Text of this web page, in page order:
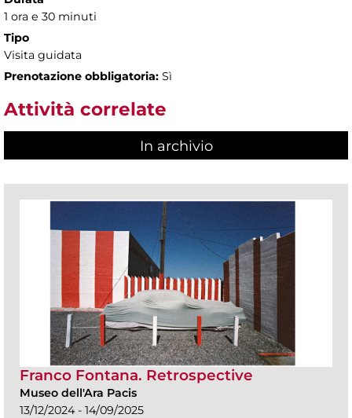
1 ora e 30 minuti
Tipo
Visita guidata
Prenotazione obbligatoria: Sì
Attività correlate
In archivio
Franco Fontana. Retrospective
Museo dell'Ara Pacis
13/12/2024 - 14/09/2025